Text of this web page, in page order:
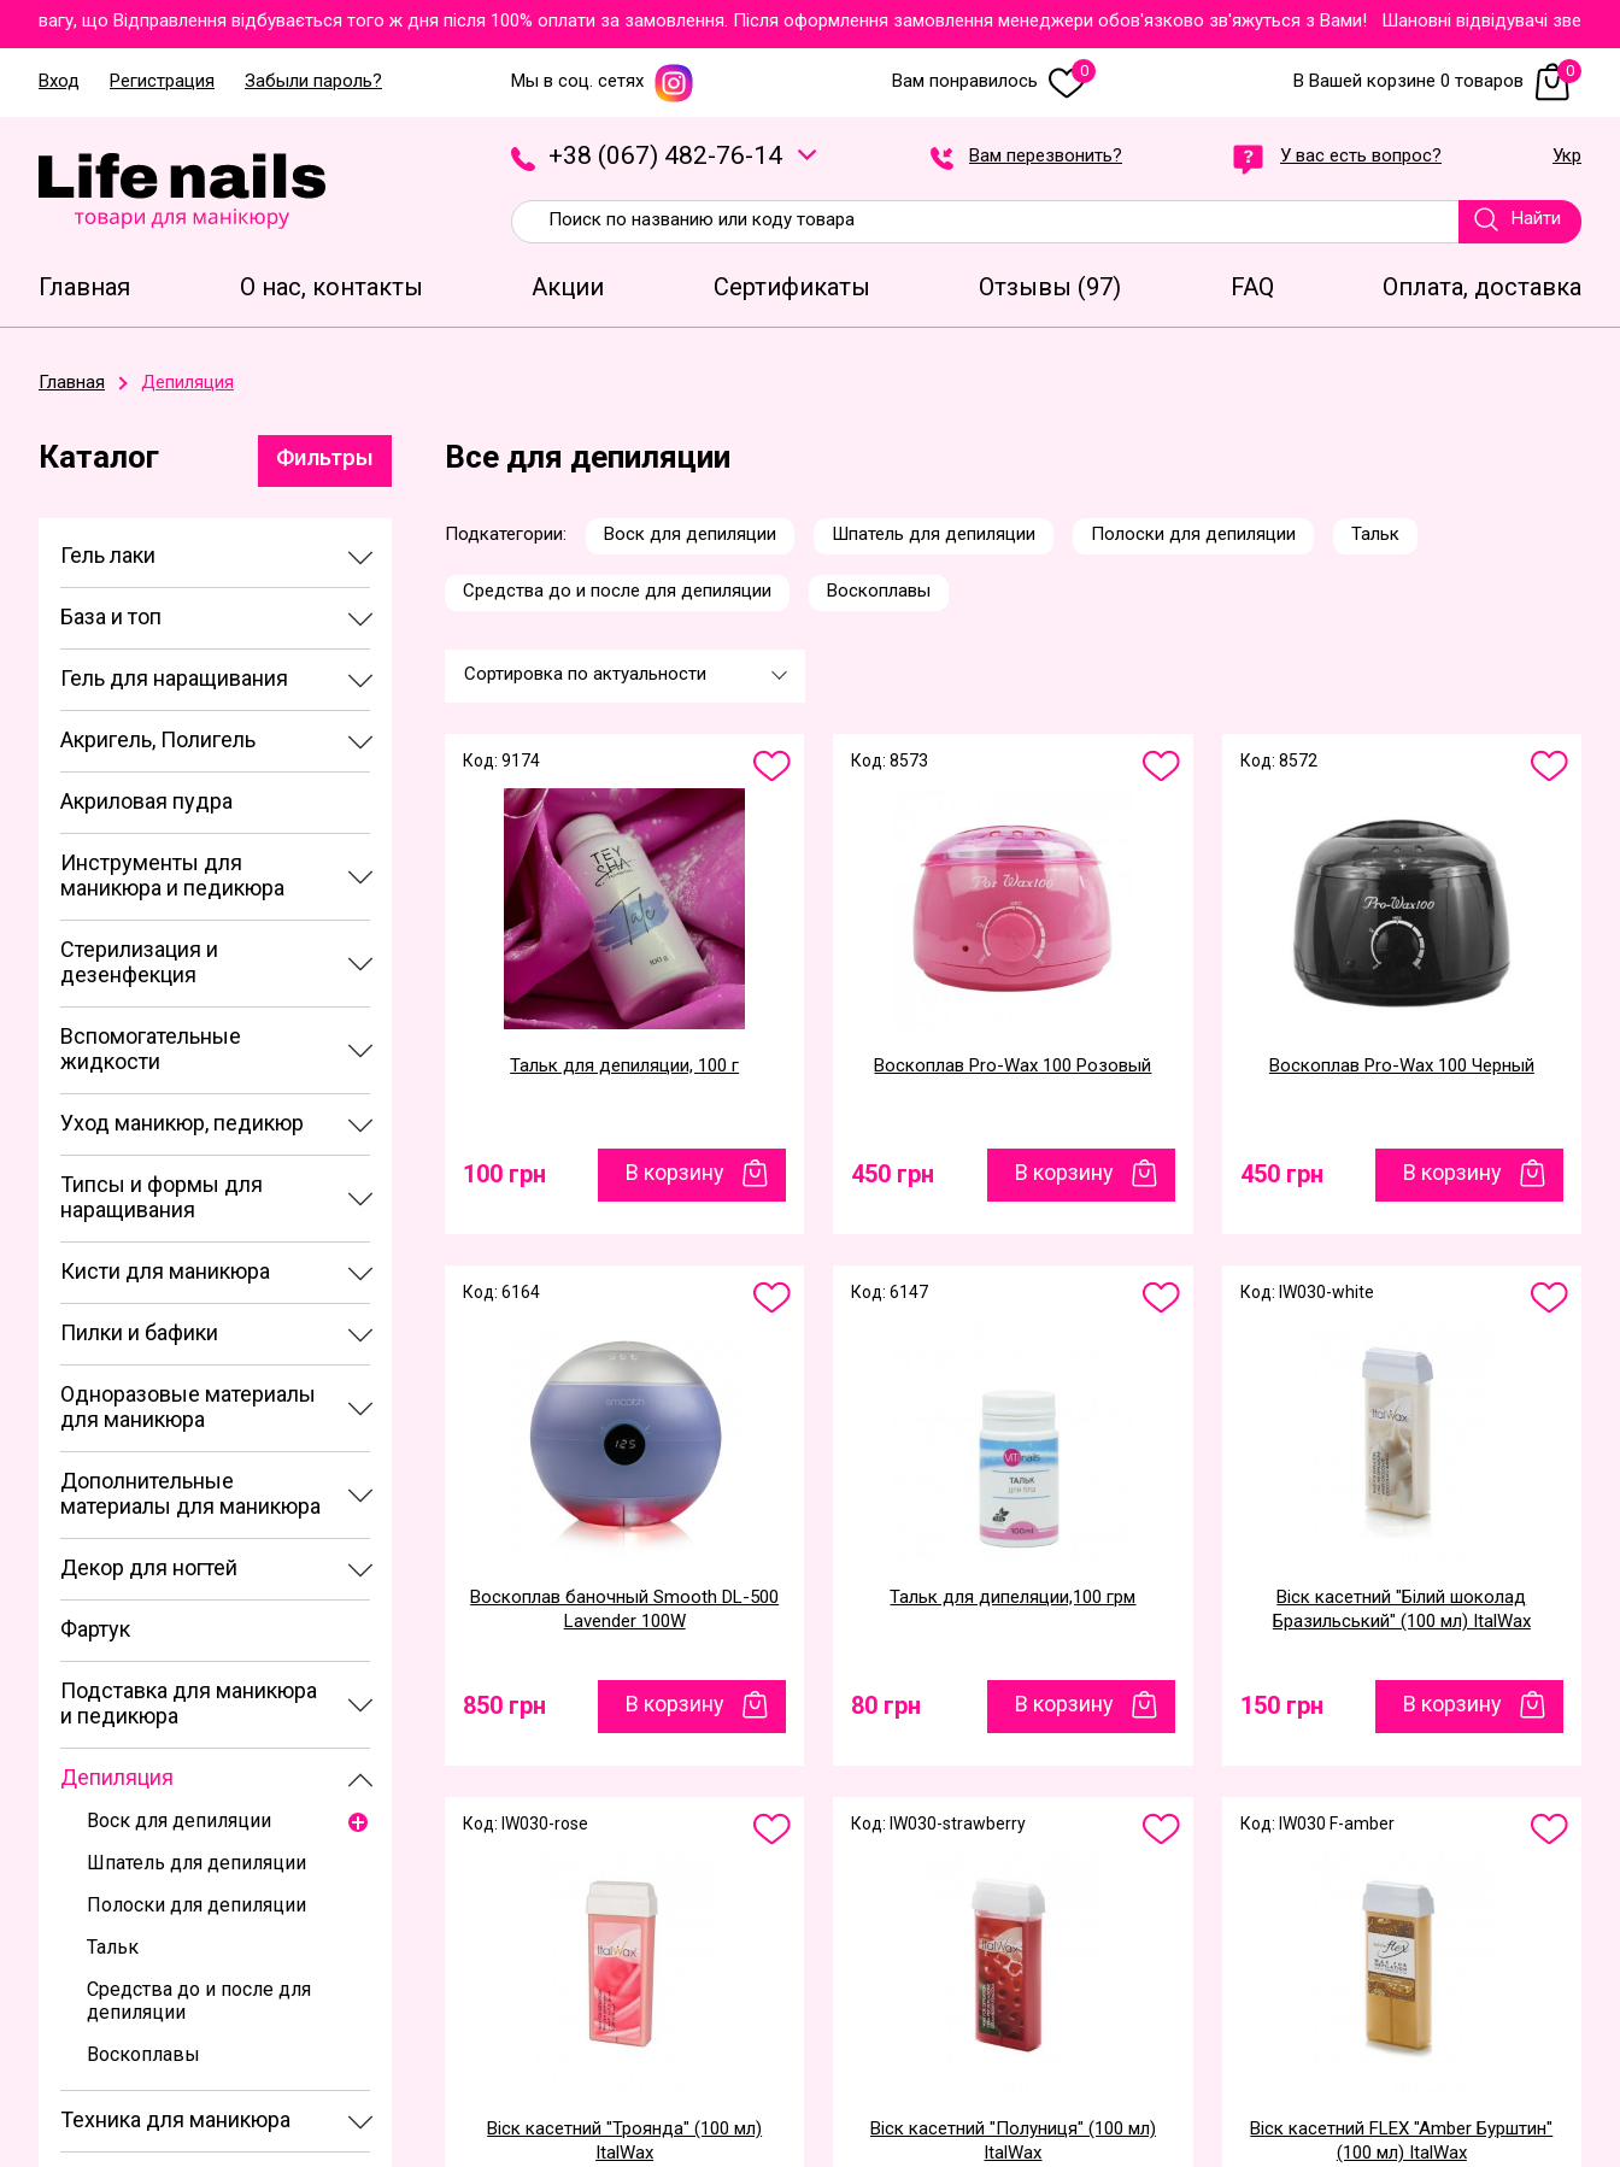
що Відправлення відбувається того ж дня після 100% оплати за замовлення. Після оформлення замовлення менеджери обов'язково зв'яжуться з Вами!Шановні відвідувачі звертаємо
Вход Регистрация Забыли пароль? Мы в соц. сетях Вам понравилось 0 В Вашей корзине 0 товаров 0
+38 (067) 482-76-1 4 Вам перезвонить? У вас есть вопрос? Укр
Найти
Главная О нас, контакты Акции Сертификаты Отзывы (97) FAQ Оплата, доставка
Главная Депиляция
Каталог Фильтры
Гель лаки
База и топ
Гель для наращивания
Акригель, Полигель
Акриловая пудра
Инструменты для
маникюра и педикюра
Стерилизация и
дезенфекция
Вспомогательные
жидкости
Уход маникюр, педикюр
Типсы и формы для
наращивания
Кисти для маникюра
Пилки и бафики
Одноразовые материалы
для маникюра
Дополнительные
материалы для маникюра
Декор для ногтей
Фартук
Подставка для маникюра
и педикюра
Депиляция
Воск для депиляции
Шпатель для депиляции
Полоски для депиляции
Тальк
Средства до и после для
депиляции
Воскоплавы
Техника для маникюра
Все для депиляции
Подкатегории: Воск для депиляции Шпатель для депиляции Полоски для депиляции Тальк
Средства до и после для депиляции Воскоплавы
Сортировка по актуальности
Код: 9174
Тальк для депиляции, 100 г
100 грн В корзину
Код: 8573
Воскоплав Pro-Wax 100 Розовый
450 грн В корзину
Код: 8572
Воскоплав Pro-Wax 100 Черный
450 грн В корзину
Код: 6164
Воскоплав баночный Smooth DL-500
Lavender 100W
850 грн В корзину
Код: 6147
Тальк для дипеляции,100 грм
80 грн В корзину
Код: IW030-white
Віск касетний "Білий шоколад
Бразильський" (100 мл) ItalWax
150 грн В корзину
Код: IW030-rose
Віск касетний "Троянда" (100 мл)
ItalWax
Код: IW030-strawberry
Віск касетний "Полуниця" (100 мл)
ItalWax
Код: IW030 F-amber
Віск касетний FLEX "Amber Бурштин"
(100 мл) ItalWax